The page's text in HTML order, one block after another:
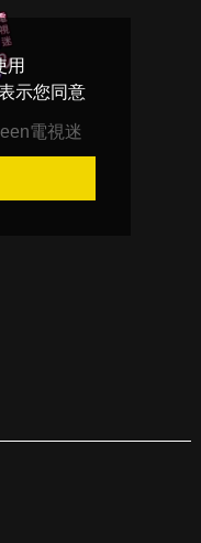
用
示您同意
電視迷